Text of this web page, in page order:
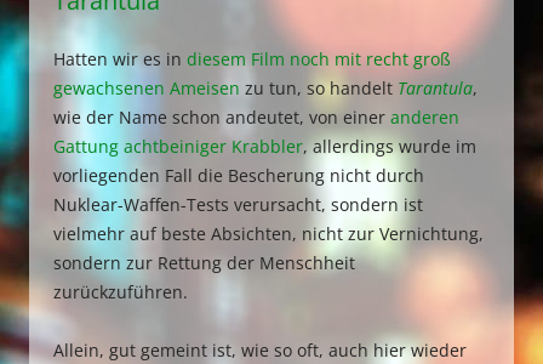
Hatten wir es in diesem Film noch mit recht groß
gewachsenen Ameisen zu tun, so handelt Tarantula,
wie der Name schon andeutet, von einer anderen
Gattung achtbeiniger Krabbler, allerdings wurde im
vorliegenden Fall die Bescherung nicht durch
Nuklear-Waffen-Tests verursacht, sondern ist
vielmehr auf beste Absichten, nicht zur Vernichtung,
sondern zur Rettung der Menschheit
zurückzuführen.
Allein, gut gemeint ist, wie so oft, auch hier wieder